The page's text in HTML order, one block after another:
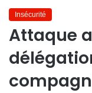
Insécurité
Attaque